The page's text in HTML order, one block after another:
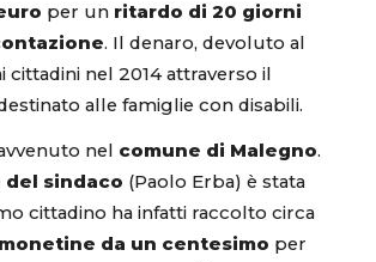
per un ritardo di 20 giorni
. Il denaro, devoluto al
cittadini nel 2014 attraverso il
alle famiglie con disabili.
nel comune di Malegno.
del sindaco (Paolo Erba) è stata
cittadino ha infatti raccolto circa
da un centesimo per